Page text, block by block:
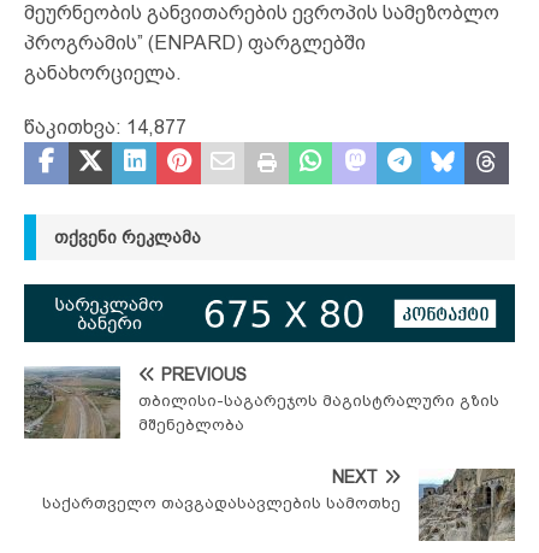
მეურნეობის განვითარების ევროპის სამეზობლო
პროგრამის” (ENPARD) ფარგლებში
განახორციელა.
წაკითხვა: 14,877
ᲗᲥᲕᲔᲜᲘ ᲠᲔᲙᲚᲐᲛᲐ
PREVIOUS
თბილისი-საგარეჯოს მაგისტრალური გზის
მშენებლობა
NEXT
საქართველო თავგადასავლების სამოთხე